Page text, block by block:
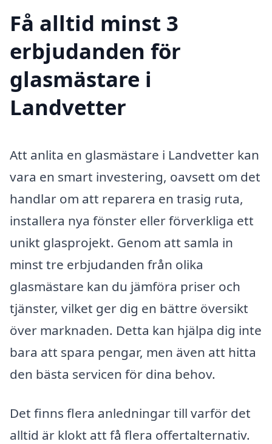
Få alltid minst 3
erbjudanden för
glasmästare i
Landvetter
Att anlita en glasmästare i Landvetter kan
vara en smart investering, oavsett om det
handlar om att reparera en trasig ruta,
installera nya fönster eller förverkliga ett
unikt glasprojekt. Genom att samla in
minst tre erbjudanden från olika
glasmästare kan du jämföra priser och
tjänster, vilket ger dig en bättre översikt
över marknaden. Detta kan hjälpa dig inte
bara att spara pengar, men även att hitta
den bästa servicen för dina behov.
Det finns flera anledningar till varför det
alltid är klokt att få flera offertalternativ.